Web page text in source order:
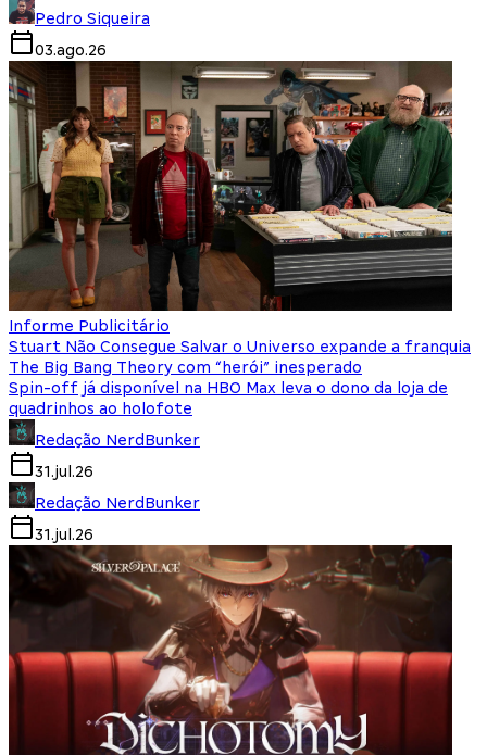
Pedro Siqueira
03.ago.26
Informe Publicitário
Stuart Não Consegue Salvar o Universo expande a franquia
The Big Bang Theory com “herói” inesperado
Spin-off já disponível na HBO Max leva o dono da loja de
quadrinhos ao holofote
Redação NerdBunker
31.jul.26
Redação NerdBunker
31.jul.26